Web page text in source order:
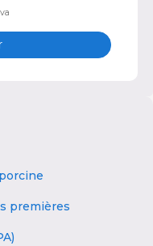
premières